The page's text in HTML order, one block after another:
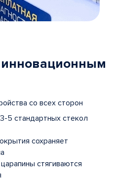
инновационным
со всех сторон
5 стандартных стекол
сохраняет
стягиваются